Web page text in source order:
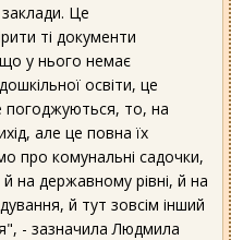
заклади. Це
ті документи
у нього немає
освіти, це
погоджуються, то, на
але це повна їх
про комунальні садочки,
й на державному рівні, й на
й тут зовсім інший
- зазначила Людмила